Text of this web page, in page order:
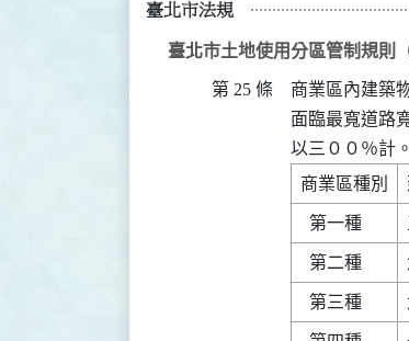
臺北市法規
臺北市土地使用分區管制規則
第 25 條
商業區內建築
面臨最寬道路
以三００％計。